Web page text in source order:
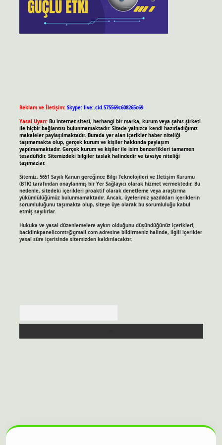
Reklam ve İletişim: Skype: live:.cid.575569c608265c69
Yasal Uyarı: Bu internet sitesi, herhangi bir marka, kurum veya şahıs şirketi
ile hiçbir bağlantısı bulunmamaktadır. Sitede yalnızca kendi hazırladığımız
makaleler paylaşılmaktadır. Burada yer alan içerikler haber niteliği
taşımamakta olup, gerçek kurum ve kişiler hakkında paylaşım
yapılmamaktadır. Gerçek kurum ve kişiler ile isim benzerlikleri tamamen
tesadüfidir. Sitemizdeki bilgiler taslak halindedir ve tavsiye niteliği
taşımazlar.
Sitemiz, 5651 Sayılı Kanun gereğince Bilgi Teknolojileri ve İletişim Kurumu
(BTK) tarafından onaylanmış bir Yer Sağlayıcı olarak hizmet vermektedir. Bu
nedenle, sitedeki içerikleri proaktif olarak denetleme veya araştırma
yükümlülüğümüz bulunmamaktadır. Ancak, üyelerimiz yazdıkları içeriklerin
sorumluluğunu taşımakta olup, siteye üye olarak bu sorumluluğu kabul
etmiş sayılırlar.
Hukuka ve yasal düzenlemelere aykırı olduğunu düşündüğünüz içerikleri,
backlinkpanelicomtr@gmail.comadresine bildirmeniz halinde, ilgili içerikler
yasal süre içerisinde sitemizden kaldırılacaktır.